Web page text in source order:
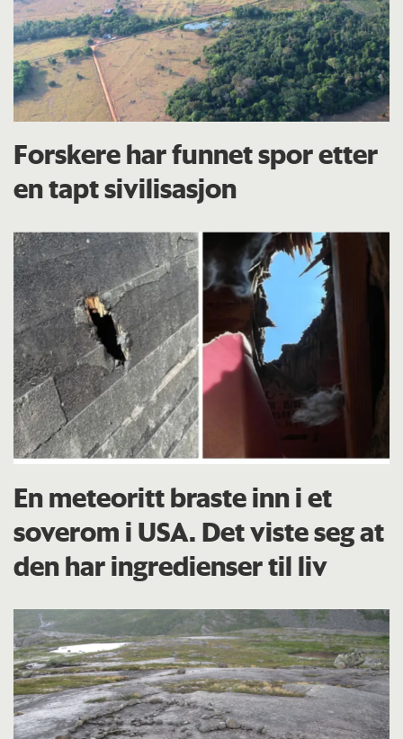
Forskere har funnet spor etter
en tapt sivilisasjon
En meteoritt braste inn i et
soverom i USA. Det viste seg at
den har ingredienser til liv